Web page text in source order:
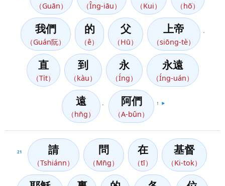
（Guān） （Îng-iāu） （Kui） （hō͘）
我們
（Guán阮）
的
（ê）
父
（Hū）
上帝
（siōng-tè）
直
（Ti̍t）
到
（kàu）
永
（Íng）
永遠
（Íng-uán）
遠
（hn̄g）
阿們
（A-bûn）
！ ▶️
21 請
（Tshiánn）
問
（Mn̄g）
在
（tī）
基督
（Ki-tok）